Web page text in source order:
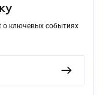
о ключевых событиях